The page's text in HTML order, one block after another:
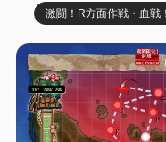
激闘！R方面作戦・血戦